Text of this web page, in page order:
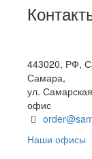
443020, РФ,
Самара,
ул.
офис
Наши офисы